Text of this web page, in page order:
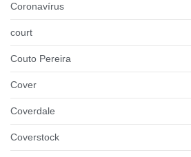
Coronavírus
court
Couto Pereira
Cover
Coverdale
Coverstock